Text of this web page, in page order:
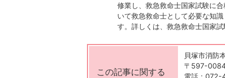
修業し、救急救命士国家試験に
いて救急救命士として必要な知
す。詳しくは、救急救命士国家
この記事に関する
貝塚市消防
〒597-